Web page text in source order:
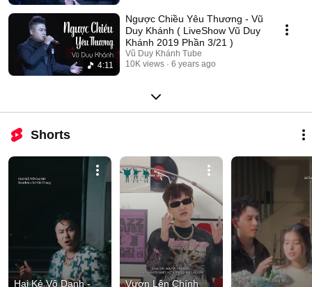
4:11
Ngược Chiều Yêu Thương - Vũ
Duy Khánh ( LiveShow Vũ Duy
Khánh 2019 Phần 3/21 )
Vũ Duy Khánh Tube
10K views
6 years ago
Shorts
Hai Kẻ Vô Danh -
Vươn Lên Chính